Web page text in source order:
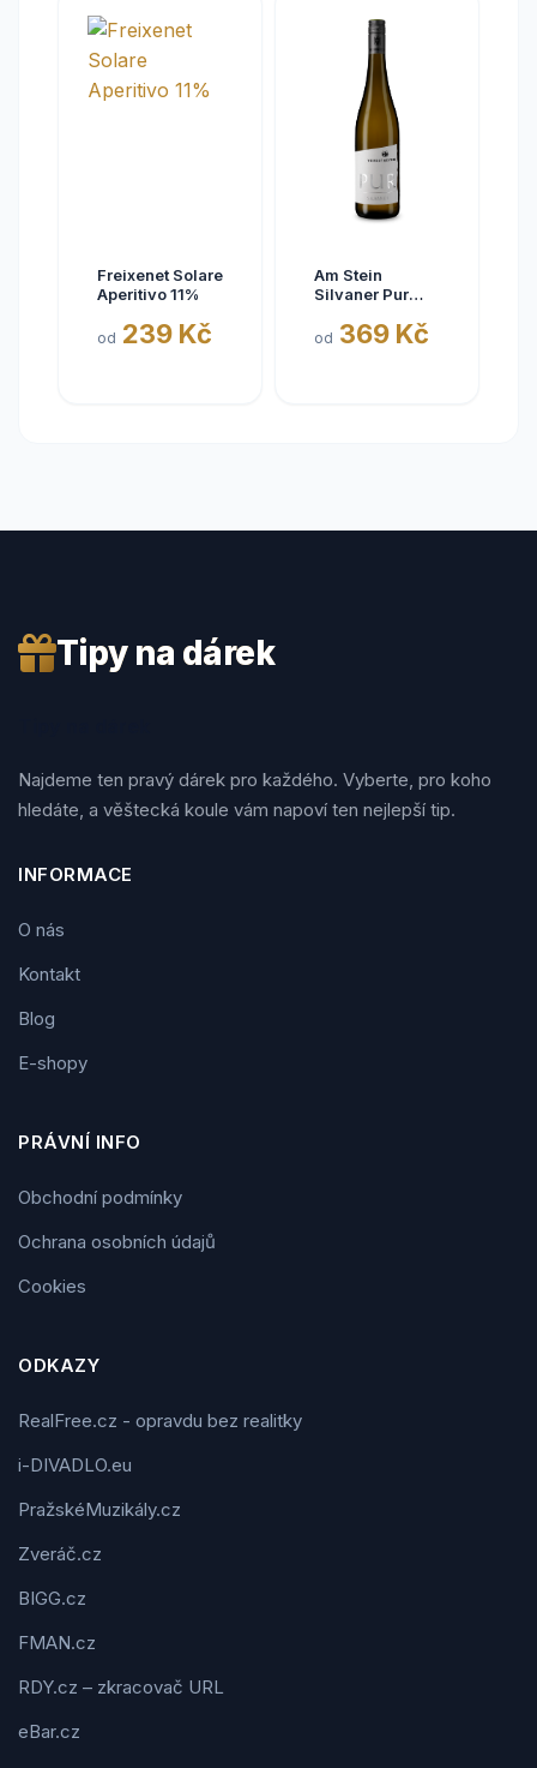
Freixenet Solare
Aperitivo 11%
od 239 Kč
Am Stein
Silvaner Pur
od 369 Kč
Tipy na dárek
Najdeme ten pravý dárek pro každého. Vyberte, pro koho
hledáte, a věštecká koule vám napoví ten nejlepší tip.
INFORMACE
O nás
Kontakt
Blog
E-shopy
PRÁVNÍ INFO
Obchodní podmínky
Ochrana osobních údajů
Cookies
ODKAZY
RealFree.cz - opravdu bez realitky
i-DIVADLO.eu
PražskéMuzikály.cz
Zveráč.cz
BIGG.cz
FMAN.cz
RDY.cz – zkracovač URL
eBar.cz